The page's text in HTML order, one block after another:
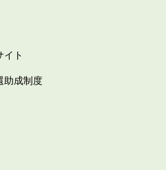
イト
助成制度